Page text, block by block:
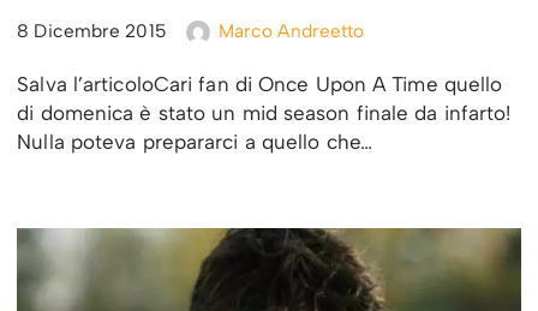
8 Dicembre 2015 Marco Andreetto
Salva l’articoloCari fan di Once Upon A Time quello
di domenica è stato un mid season finale da infarto!
Nulla poteva prepararci a quello che…